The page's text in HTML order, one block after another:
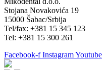
Stojana Novakovića 19
15000 Šabac/Srbija
Tel/fax: +381 15 345 123
Tel: +381 15 300 261
Facebook-f InstagramYoutube